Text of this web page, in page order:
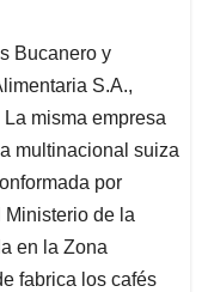
Bucanero y
S.A.,
misma empresa
multinacional suiza
por
de la
en la Zona
fabrica los cafés